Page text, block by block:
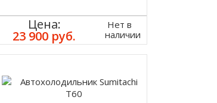
Цена:
23 900 руб.
Нет в
наличии